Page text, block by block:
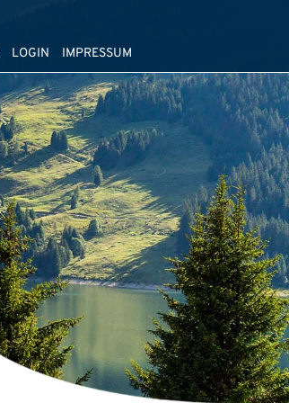
LOGIN IMPRESSUM